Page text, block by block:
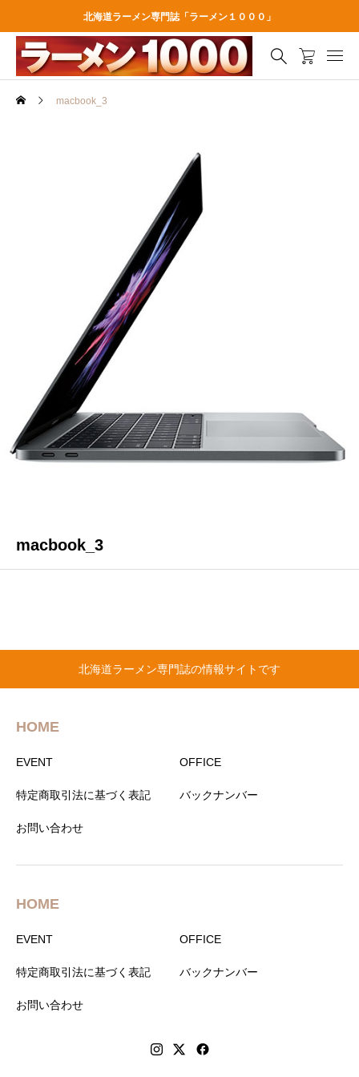
北海道ラーメン専門誌「ラーメン１０００」
macbook_3
macbook_3
北海道ラーメン専門誌の情報サイトです
HOME
EVENT OFFICE
特定商取引法に基づく表記 バックナンバー
お問い合わせ
HOME
EVENT OFFICE
特定商取引法に基づく表記 バックナンバー
お問い合わせ